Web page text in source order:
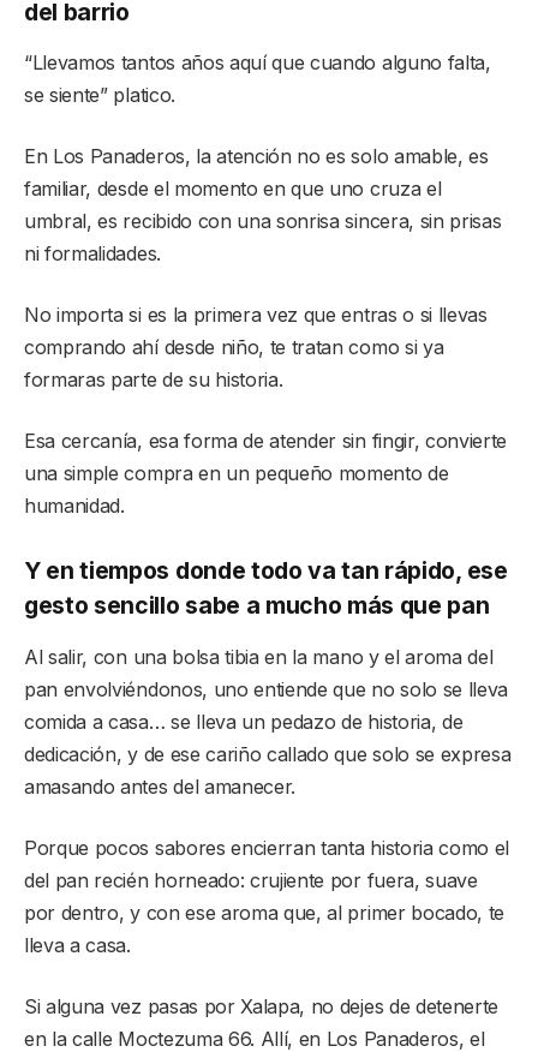
del barrio
“Llevamos tantos años aquí que cuando alguno falta,
se siente” platico.
En Los Panaderos, la atención no es solo amable, es
familiar, desde el momento en que uno cruza el
umbral, es recibido con una sonrisa sincera, sin prisas
ni formalidades.
No importa si es la primera vez que entras o si llevas
comprando ahí desde niño, te tratan como si ya
formaras parte de su historia.
Esa cercanía, esa forma de atender sin fingir, convierte
una simple compra en un pequeño momento de
humanidad.
Y en tiempos donde todo va tan rápido, ese
gesto sencillo sabe a mucho más que pan
Al salir, con una bolsa tibia en la mano y el aroma del
pan envolviéndonos, uno entiende que no solo se lleva
comida a casa… se lleva un pedazo de historia, de
dedicación, y de ese cariño callado que solo se expresa
amasando antes del amanecer.
Porque pocos sabores encierran tanta historia como el
del pan recién horneado: crujiente por fuera, suave
por dentro, y con ese aroma que, al primer bocado, te
lleva a casa.
Si alguna vez pasas por Xalapa, no dejes de detenerte
en la calle Moctezuma 66. Allí, en Los Panaderos, el